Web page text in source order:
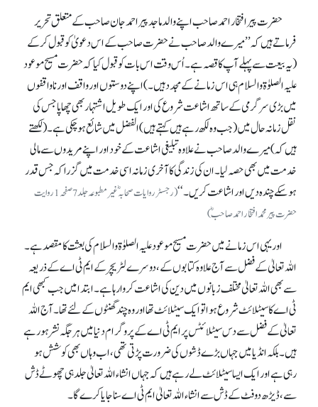
حضرت پیر افتخار احمد صاحب اپنے والد ماجد پیر احمد جان صاحب کے متعلق تحریر
فرماتے ہیں کہ ’’میرے والد صاحب نے حضرت صاحب کے اس دعویٰ کو قبول کر کے
(یہ بیعت سے پہلے آپ کا قصہ ہے۔ اُس وقت اس بات کو قبول کیا کہ حضرت مسیح موعود
علیہ الصلوٰۃ والسلام ہی اس زمانے کے مجدد ہیں۔) اپنے دوستوں اور واقف اور ناواقفوں
میں بڑی سرگرمی کے ساتھ اشاعت شروع کی اور ایک طویل اشتہار بھی چھاپا جس کی
نقل زمانہ حال میں (جب وہ لکھ رہے ہیں کہتے ہیں ) الفضل میں شائع ہو چکی ہے۔ (لکھتے
ہیں کہ) میرے والد صاحب نے علاوہ تبلیغی اشاعت کے خود اور اپنے مریدوں سے مالی
خدمت میں بھی حصہ لیا۔ ان کی زندگی کا آخری زمانہ اسی خدمت میں گزرا کہ جس قدر
ہو سکے چندہ دیں اور اشاعت کریں۔‘‘
(رجسٹر روایات صحابہؓ غیر مطبوعہ جلد 7 صفحہ1 روایت
حضرت پیر محمد افتخار احمد صاحبؓ)
اور یہی اس زمانے میں حضرت مسیح موعود علیہ الصلوٰۃ والسلام کی بعثت کا مقصد ہے۔
اللہ تعالیٰ کے فضل سے آج علاوہ کتابوں کے، دوسرے لٹریچر کے ایم ٹی اے کے ذریعہ
سے بھی اللہ تعالیٰ مختلف زبانوں میں دین کی اشاعت کروا رہا ہے۔ ابتدا میں جب کبھی ایم
ٹی اے کا سیٹلائٹ شروع ہوا تو ایک سیٹلائٹ تھا اور وہ چند گھنٹوں کے لئے تھا۔ آج اللہ
تعالیٰ کے فضل سے دس سیٹلائٹس پر ایم ٹی اے کے پروگرام دنیا میں ہر جگہ نشر ہو رہے
ہیں۔ بلکہ انڈیا میں جہاں بڑے ڈشوں کی ضرورت پڑتی تھی، اب وہاں بھی کوشش ہو
رہی ہے اور ایک ایسا سیٹلائٹ لے رہے ہیں کہ جہاں انشاء اللہ تعالیٰ جلد ہی چھوٹے ڈش
سے، ڈیڑھ دو فٹ کے ڈش سے انشاء اللہ تعالیٰ ایم ٹی اے سنا جایا کرے گا۔